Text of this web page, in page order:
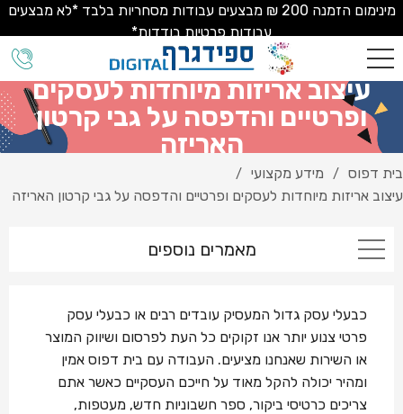
מינימום הזמנה 200 ₪ מבצעים עבודות מסחריות בלבד *לא מבצעים
עבודות פרטיות בודדות*
עיצוב אריזות מיוחדות לעסקים
ופרטיים והדפסה על גבי קרטון
האריזה
בית דפוס / מידע מקצועי /
עיצוב אריזות מיוחדות לעסקים ופרטיים והדפסה על גבי קרטון האריזה
מאמרים נוספים
כבעלי עסק גדול המעסיק עובדים רבים או כבעלי עסק
פרטי צנוע יותר אנו זקוקים כל העת לפרסום ושיווק המוצר
או השירות שאנחנו מציעים. העבודה עם בית דפוס אמין
ומהיר יכולה להקל מאוד על חייכם העסקיים כאשר אתם
צריכים כרטיסי ביקור, ספר חשבוניות חדש, מעטפות,